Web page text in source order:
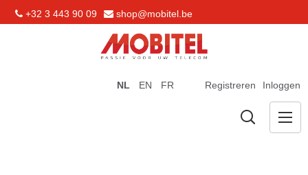
+32 3 443 90 09 shop@mobitel.be
Registreren Inloggen
NL EN FR